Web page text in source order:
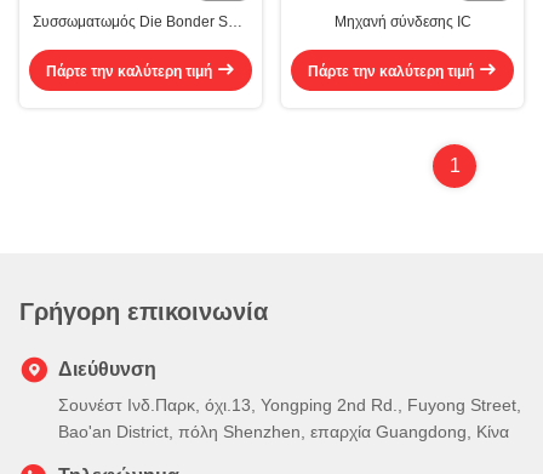
Συσσωματωμός Die Bonder SDB
Πάρτε την καλύτερη τιμή
Μηχανή σύνδεσης IC
Πάρτε την καλύτερη τιμή
1
Γρήγορη επικοινωνία
Διεύθυνση
Σουνέστ Ινδ.Παρκ, όχι.13, Yongping 2nd Rd., Fuyong Street,
Bao'an District, πόλη Shenzhen, επαρχία Guangdong, Κίνα